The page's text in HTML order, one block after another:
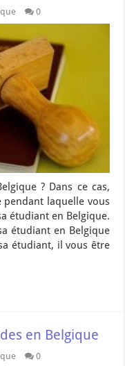
0
? Dans ce cas,
laquelle vous
étudiant en Belgique.
étudiant en Belgique
étudiant, il vous être
en Belgique
0